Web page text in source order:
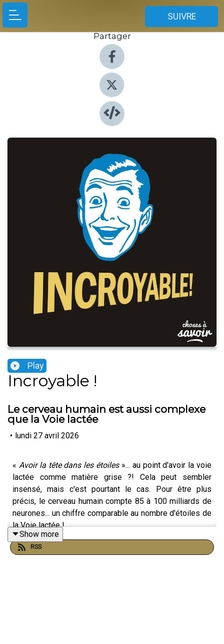
SUIVRE
Partager
Play
Incroyable !
Le cerveau humain est aussi complexe
que la Voie lactée
• lundi 27 avril 2026
« Avoir la tête dans les étoiles »... au point d'avoir la voie
lactée comme matière grise ?! Cela peut sembler
insensé, mais c'est pourtant le cas. Pour être plus
précis, le cerveau humain compte 85 à 100 milliards de
neurones... un chiffre comparable au nombre d'étoiles de
la Voie lactée !
Show more
RSS